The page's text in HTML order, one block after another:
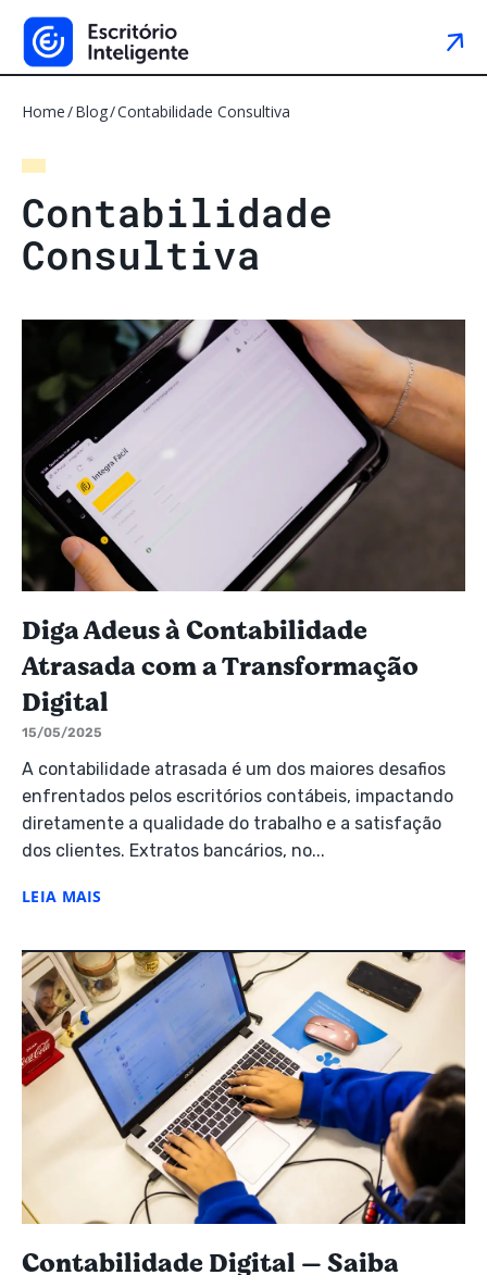
Home Blog Contabilidade Consultiva
Contabilidade
Consultiva
Diga Adeus à Contabilidade
Atrasada com a Transformação
Digital
15/05/2025
A contabilidade atrasada é um dos maiores desafios
enfrentados pelos escritórios contábeis, impactando
diretamente a qualidade do trabalho e a satisfação
dos clientes. Extratos bancários, no...
LEIA MAIS
Contabilidade Digital — Saiba